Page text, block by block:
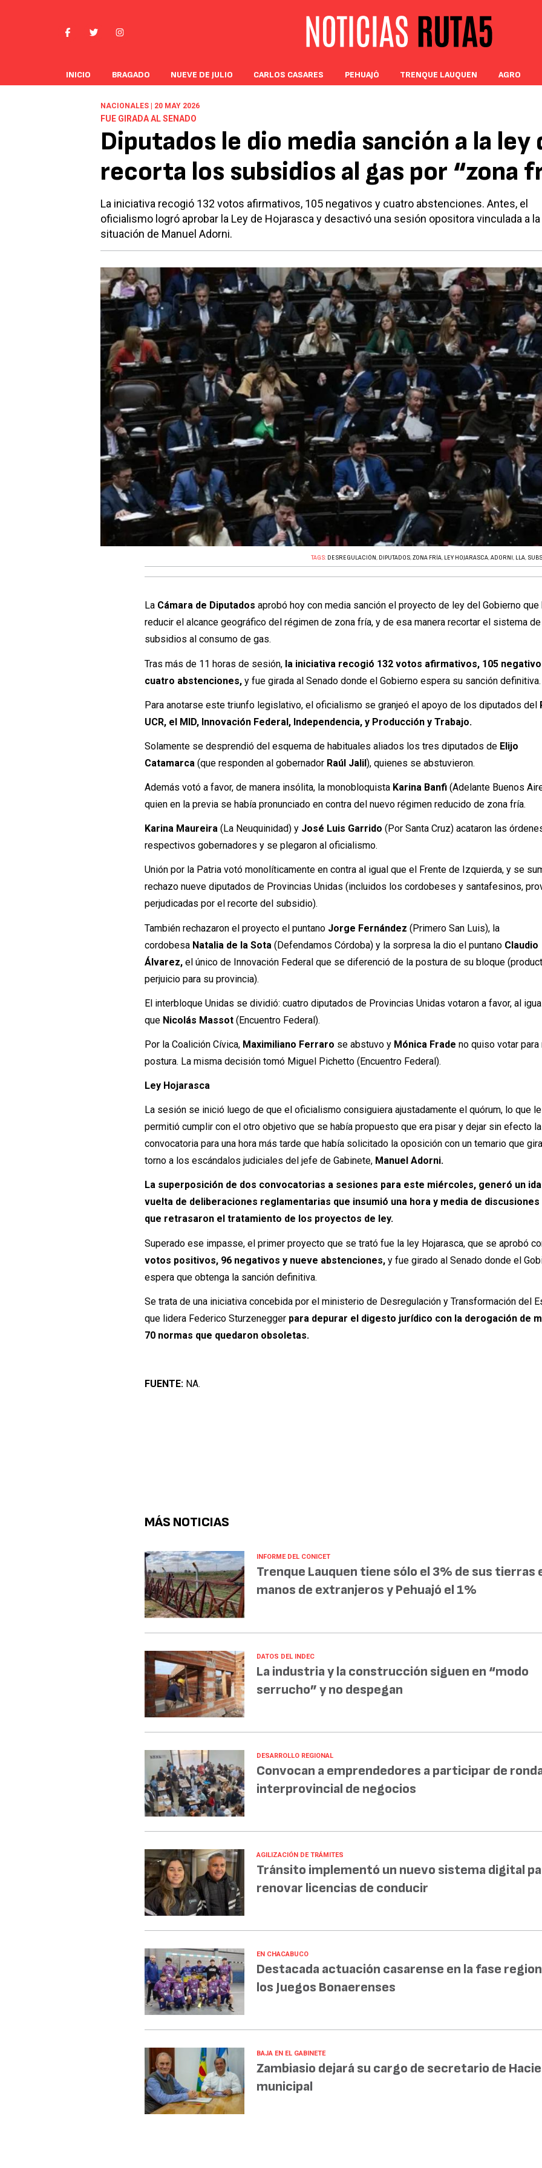
INICIO BRAGADO NUEVE DE JULIO CARLOS CASARES PEHUAJÓ TRENQUE LAUQUEN AGRO
NACIONALES | 20 MAY 2026
FUE GIRADA AL SENADO
Diputados le dio media sanción a la ley
recorta los subsidios al gas por “zona
La iniciativa recogió 132 votos afirmativos, 105 negativos y cuatro abstenciones. Antes, el
oficialismo logró aprobar la Ley de Hojarasca y desactivó una sesión opositora vinculada a la
situación de Manuel Adorni.
TAGS: DESREGULACIÓN, DIPUTADOS,ZONA FRÍA, LEY HOJARASCA,ADORNI, LLA,
La Cámara de Diputados aprobó hoy con media sanción el proyecto de ley del Gobierno que
reducir el alcance geográfico del régimen de zona fría, y de esa manera recortar el sistema de
subsidios al consumo de gas.
Tras más de 11 horas de sesión, la iniciativa recogió 132 votos afirmativos, 105
cuatro abstenciones, y fue girada al Senado donde el Gobierno espera su sanción definitiva.
Para anotarse este triunfo legislativo, el oficialismo se granjeó el apoyo de los diputados del
UCR, el MID, Innovación Federal, Independencia, y Producción y Trabajo.
Solamente se desprendió del esquema de habituales aliados los tres diputados de Elijo
Catamarca (que responden al gobernador Raúl Jalil), quienes se abstuvieron.
Además votó a favor, de manera insólita, la monobloquista Karina Banfi (Adelante Buenos
quien en la previa se había pronunciado en contra del nuevo régimen reducido de zona fría.
Karina Maureira (La Neuquinidad) y José Luis Garrido(Por Santa Cruz) acataron las
respectivos gobernadores y se plegaron al oficialismo.
Unión por la Patria votó monolíticamente en contra al igual que el Frente de Izquierda, y se
rechazo nueve diputados de Provincias Unidas (incluidos los cordobeses y santafesinos,
perjudicadas por el recorte del subsidio).
También rechazaron el proyecto el puntano Jorge Fernández(Primero San Luis), la
cordobesa Natalia de la Sota (Defendamos Córdoba) y la sorpresa la dio el puntano Claudio
Álvarez, el único de Innovación Federal que se diferenció de la postura de su bloque
perjuicio para su provincia).
El interbloque Unidas se dividió: cuatro diputados de Provincias Unidas votaron a favor, al
que Nicolás Massot (Encuentro Federal).
Por la Coalición Cívica, Maximiliano Ferraro se abstuvo y Mónica Fradeno quiso votar para
postura. La misma decisión tomó Miguel Pichetto (Encuentro Federal).
Ley Hojarasca
La sesión se inició luego de que el oficialismo consiguiera ajustadamente el quórum, lo que le
permitió cumplir con el otro objetivo que se había propuesto que era pisar y dejar sin efecto la
convocatoria para una hora más tarde que había solicitado la oposición con un temario que
torno a los escándalos judiciales del jefe de Gabinete, Manuel Adorni.
La superposición de dos convocatorias a sesiones para este miércoles, generó un
vuelta de deliberaciones reglamentarias que insumió una hora y media de
que retrasaron el tratamiento de los proyectos de ley.
Superado ese impasse, el primer proyecto que se trató fue la ley Hojarasca, que se aprobó
votos positivos, 96 negativos y nueve abstenciones, y fue girado al Senado donde el
espera que obtenga la sanción definitiva.
Se trata de una iniciativa concebida por el ministerio de Desregulación y Transformación del
que lidera Federico Sturzenegger para depurar el digesto jurídico con la derogación de
70 normas que quedaron obsoletas.
FUENTE: NA.
MÁS NOTICIAS
INFORME DEL CONICET
Trenque Lauquen tiene sólo el 3% de sus tierras
manos de extranjeros y Pehuajó el 1%
DATOS DEL INDEC
La industria y la construcción siguen en “modo
serrucho” y no despegan
DESARROLLO REGIONAL
Convocan a emprendedores a participar de
interprovincial de negocios
AGILIZACIÓN DE TRÁMITES
Tránsito implementó un nuevo sistema digital
renovar licencias de conducir
EN CHACABUCO
Destacada actuación casarense en la fase
los Juegos Bonaerenses
BAJA EN EL GABINETE
Zambiasio dejará su cargo de secretario de
municipal